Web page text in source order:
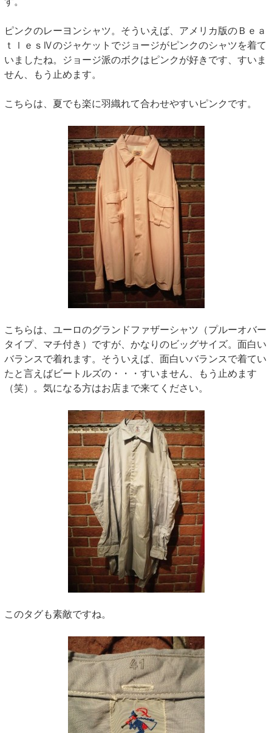
ピンクのレーヨンシャツ。そういえば、アメリカ版のＢｅａ
ｔｌｅｓⅣのジャケットでジョージがピンクのシャツを着て
いましたね。ジョージ派のボクはピンクが好きです、すいま
せん、もう止めます。
こちらは、夏でも楽に羽織れて合わせやすいピンクです。
こちらは、ユーロのグランドファザーシャツ（プルーオバー
タイプ、マチ付き）ですが、かなりのビッグサイズ。面白い
バランスで着れます。そういえば、面白いバランスで着てい
たと言えばビートルズの・・・すいません、もう止めます
（笑）。気になる方はお店まで来てください。
このタグも素敵ですね。